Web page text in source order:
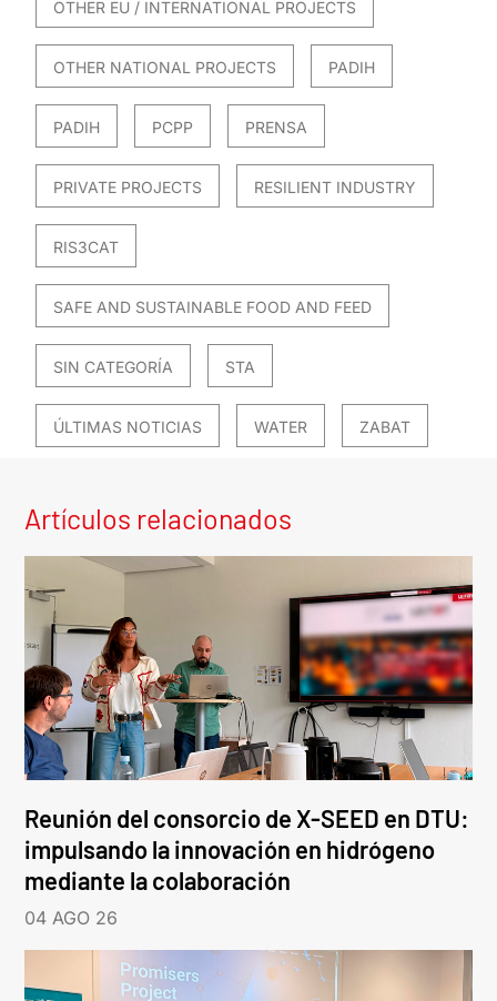
OTHER EU / INTERNATIONAL PROJECTS
OTHER NATIONAL PROJECTS PADIH
PADIH PCPP PRENSA
PRIVATE PROJECTS RESILIENT INDUSTRY
RIS3CAT
SAFE AND SUSTAINABLE FOOD AND FEED
SIN CATEGORÍA STA
ÚLTIMAS NOTICIAS WATER ZABAT
Artículos relacionados
Reunión del consorcio de X-SEED en DTU:
impulsando la innovación en hidrógeno
mediante la colaboración
04 AGO 26